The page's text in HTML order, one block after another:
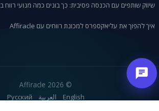
שיווק שותפים עם הכנסה פסיבית: כך בונים כמה מנועי רווח ב-Affiracle
איך להפוך את עליאקספרס למכונת רווחים עם Affiracle
©
2026 Affiracle
English العربية Русский